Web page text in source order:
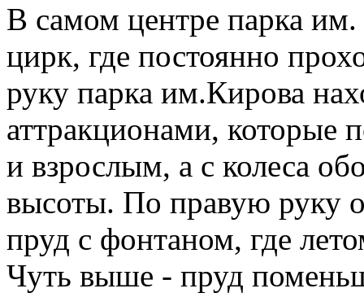
В самом центре парка
цирк, где постоянно
руку парка им.Кирова
аттракционами, которые
и взрослым, а с колеса
высоты. По правую руку
пруд с фонтаном, где
Чуть выше - пруд